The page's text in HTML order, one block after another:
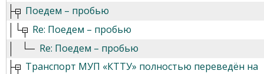
Поедем – пробью
Re: Поедем – пробью
Re: Поедем – пробью
Транспорт МУП «КТТУ» полностью переведён на